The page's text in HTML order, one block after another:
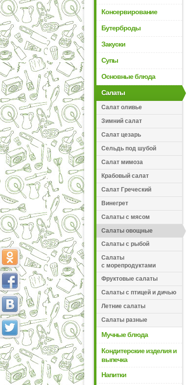
Консервирование
Бутерброды
Закуски
Супы
Основные блюда
Салаты
Салат оливье
Зимний салат
Салат цезарь
Сельдь под шубой
Салат мимоза
Крабовый салат
Салат Греческий
Винегрет
Салаты с мясом
Салаты овощные
Салаты с рыбой
Салаты
с морепродуктами
Фруктовые салаты
Салаты с птицей и дичью
Летние салаты
Салаты разные
Мучные блюда
Кондитерские изделия и
выпечка
Напитки